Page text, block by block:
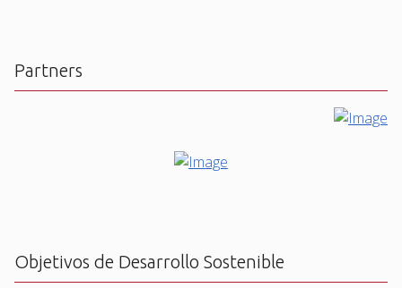
Partners
Objetivos de Desarrollo Sostenible